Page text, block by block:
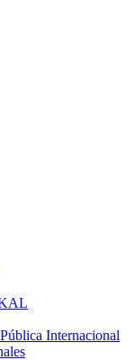
Internacional